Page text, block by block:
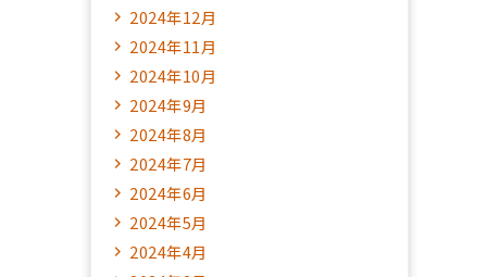
2024年12月
2024年11月
2024年10月
2024年9月
2024年8月
2024年7月
2024年6月
2024年5月
2024年4月